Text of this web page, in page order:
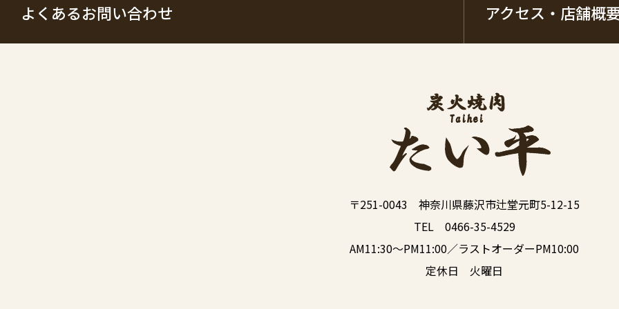
よくあるお問い合わせ アクセス・店舗概
〒251-0043 神奈川県藤沢市辻堂元町5-12-15
TEL 0466-35-4529
AM11:30～PM11:00／ラストオーダーPM10:00
定休日 火曜日